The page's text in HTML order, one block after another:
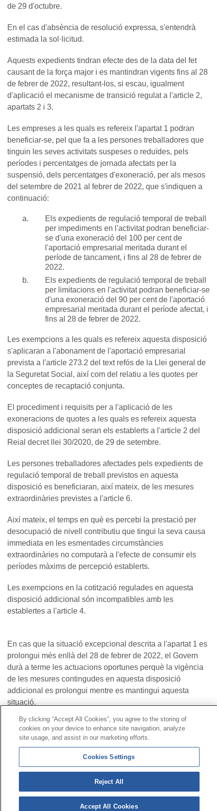
de 29 d'octubre.
En el cas d'absència de resolució expressa, s'entendrà
estimada la sol·licitud.
Aquests expedients tindran efecte des de la data del fet
causant de la força major i es mantindran vigents fins al 28
de febrer de 2022, resultant-los, si escau, igualment
d'aplicació el mecanisme de transició regulat a l'article 2,
apartats 2 i 3.
Les empreses a les quals es refereix l'apartat 1 podran
beneficiar-se, pel que fa a les persones treballadores que
tinguin les seves activitats suspeses o reduïdes, pels
períodes i percentatges de jornada afectats per la
suspensió, dels percentatges d'exoneració, per als mesos
del setembre de 2021 al febrer de 2022, que s'indiquen a
continuació:
Els expedients de regulació temporal de treball
per impediments en l'activitat podran beneficiar-
se d'una exoneració del 100 per cent de
l'aportació empresarial meritada durant el
període de tancament, i fins al 28 de febrer de
2022.
Els expedients de regulació temporal de treball
per limitacions en l'activitat podran beneficiar-se
d'una exoneració del 90 per cent de l'aportació
empresarial meritada durant el període afectat, i
fins al 28 de febrer de 2022.
Les exempcions a les quals es refereix aquesta disposició
s'aplicaran a l'abonament de l'aportació empresarial
prevista a l'article 273.2 del text refós de la Llei general de
la Seguretat Social, així com del relatiu a les quotes per
conceptes de recaptació conjunta.
El procediment i requisits per a l'aplicació de les
exoneracions de quotes a les quals es refereix aquesta
disposició addicional seran els establerts a l'article 2 del
Reial decret llei 30/2020, de 29 de setembre.
Les persones treballadores afectades pels expedients de
regulació temporal de treball previstos en aquesta
disposició es beneficiaran, així mateix, de les mesures
extraordinàries previstes a l'article 6.
Així mateix, el temps en què es percebi la prestació per
desocupació de nivell contributiu que tingui la seva causa
immediata en les esmentades circumstàncies
extraordinàries no computarà a l'efecte de consumir els
períodes màxims de percepció establerts.
Les exempcions en la cotització regulades en aquesta
disposició addicional són incompatibles amb les
establertes a l'article 4.
En cas que la situació excepcional descrita a l'apartat 1 es
prolongui més enllà del 28 de febrer de 2022, el Govern
durà a terme les actuacions oportunes perquè la vigència
de les mesures contingudes en aquesta disposició
addicional es prolongui mentre es mantingui aquesta
situació.
Contacte |Perfil del contractant|Reclamacions
Línia Universal 900 203 203
Zona Privada Comissió de
Prestacions Especials|Zona Privada Proveïdor Sanitari
© Mutua Universal 2026| Mapa del web
Política de Protecció de Dades | Política de cookies
Segueix-nos a:
By clicking “Accept All Cookies”, you agree to the storing of
cookies on your device to enhance site navigation, analyze
site usage, and assist in our marketing efforts.
Cookies Settings
Reject All
Accept All Cookies